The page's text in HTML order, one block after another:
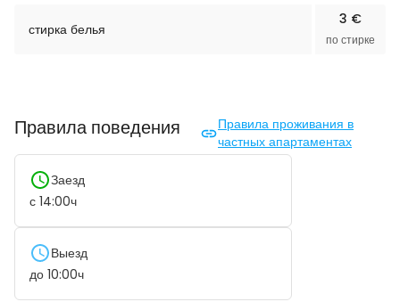
стирка белья
3 €
по стирке
Правила поведения
Правила проживания в
частных апартаментах
Заезд
с 14:00ч
Выезд
до 10:00ч